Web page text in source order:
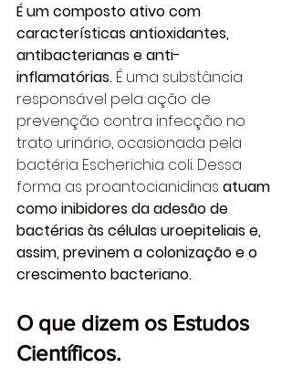
É um composto ativo com
características antioxidantes,
antibacterianas e anti-
inflamatórias. É uma substância
responsável pela ação de
prevenção contra infecção no
trato urinário, ocasionada pela
bactéria Escherichia coli. Dessa
forma as proantocianidinas atuam
como inibidores da adesão de
bactérias às células uroepiteliais e,
assim, previnem a colonização e o
crescimento bacteriano.
O que dizem os Estudos
Científicos.